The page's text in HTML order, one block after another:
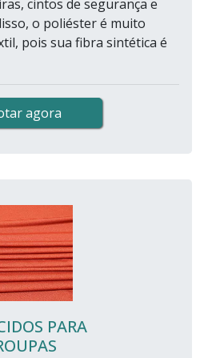
cintos de segurança e
o poliéster é muito
pois sua fibra sintética é
agora
PARA